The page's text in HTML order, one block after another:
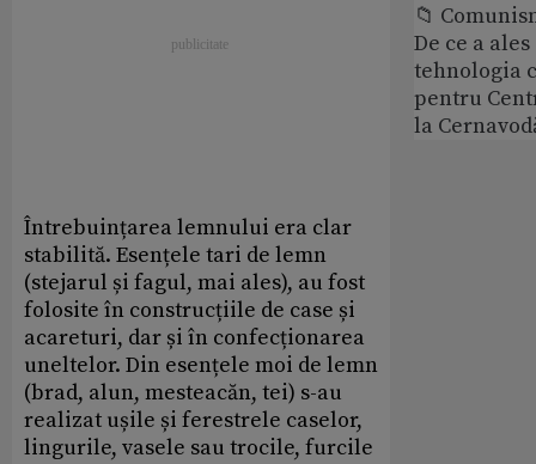
Întrebuințarea lemnului era clar
stabilită. Esențele tari de lemn
(stejarul și fagul, mai ales), au fost
folosite în construcțiile de case și
acareturi, dar și în confecționarea
uneltelor. Din esențele moi de lemn
(brad, alun, mesteacăn, tei) s-au
realizat ușile și ferestrele caselor,
lingurile, vasele sau trocile, furcile
📁
De ce a
tehnologia
pentru
la